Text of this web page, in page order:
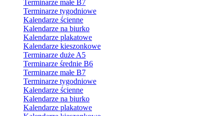
Terminarze małe B7
Terminarze tygodniowe
Kalendarze ścienne
Kalendarze na biurko
Kalendarze plakatowe
Kalendarze kieszonkowe
Terminarze duże A5
Terminarze średnie B6
Terminarze małe B7
Terminarze tygodniowe
Kalendarze ścienne
Kalendarze na biurko
Kalendarze plakatowe